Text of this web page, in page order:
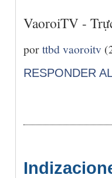
VaoroiTV -
porttbd vaoroitv
RESPONDER